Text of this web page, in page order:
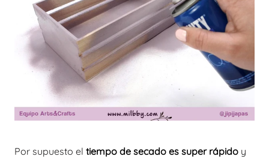
Por supuesto el tiempo de secado es super rápido y